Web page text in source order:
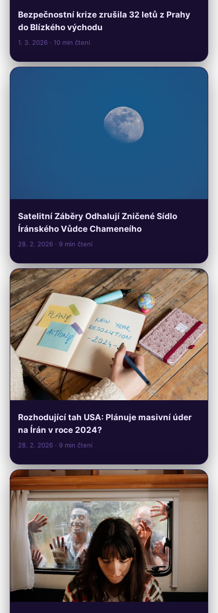
Bezpečnostní krize zrušila 32 letů z Prahy
do Blízkého východu
1. 3. 2026 · 10 min čtení
Satelitní Záběry Odhalují Zničené Sídlo
Íránského Vůdce Chameneího
28. 2. 2026 · 9 min čtení
Rozhodující tah USA: Plánuje masivní úder
na Írán v roce 2024?
28. 2. 2026 · 9 min čtení